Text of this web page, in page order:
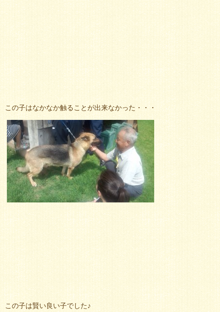
この子はなかなか触ることが出来なかった・・・
この子は賢い良い子でした♪